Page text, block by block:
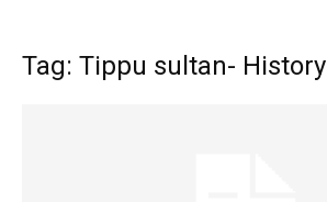
Tag: Tippu sultan- History